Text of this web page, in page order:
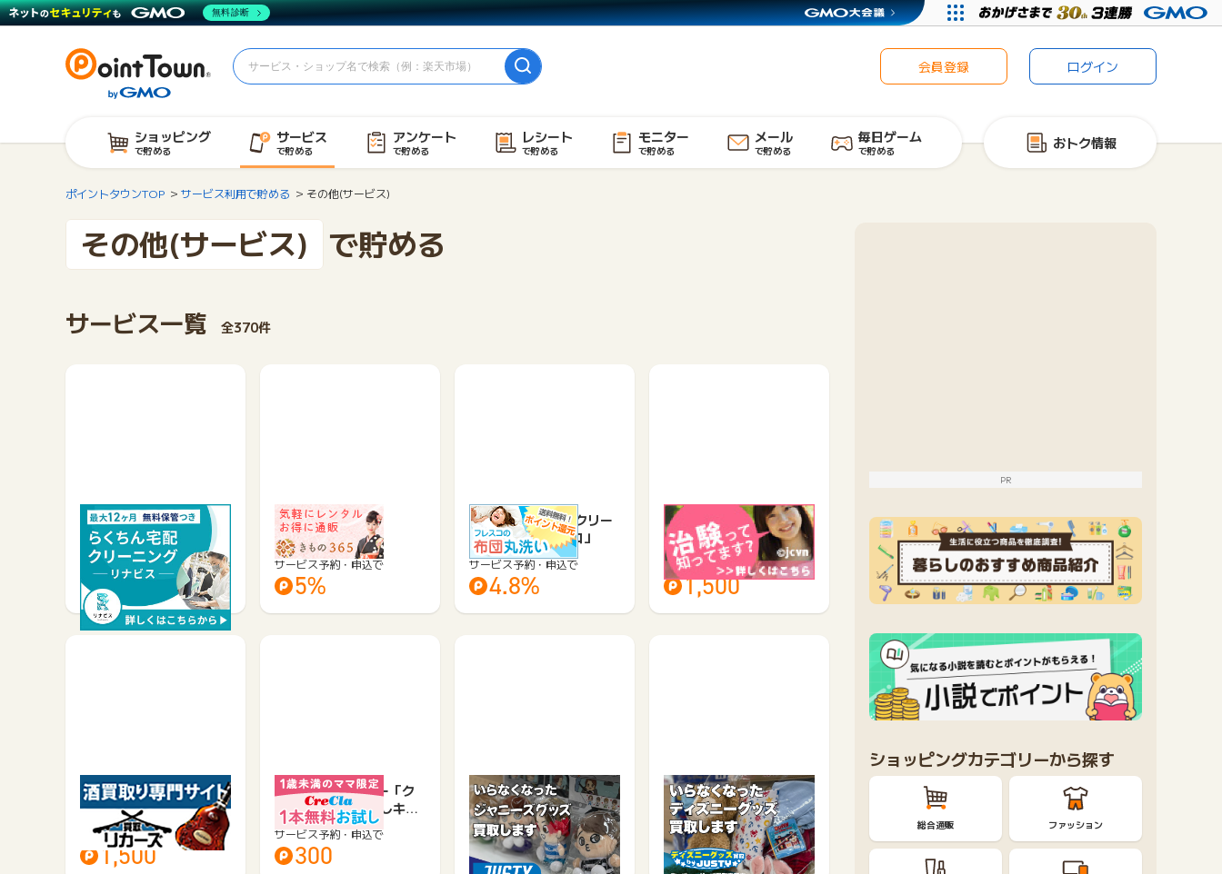
会員登録 ログイン
ショッピング
で貯める
サービス
で貯める
アンケート
で貯める
レシート
で貯める
モニター
で貯める
メール
で貯める
毎日ゲーム
で貯める おトク情報
ポイントタウンTOP サービス利用で貯める その他(サービス)
その他(サービス) で貯める
サービス一覧 全370件
【衣類】高品質な宅配ク
リーニング／リナビス
サービス予約・申込で
600
着物レンタル365
サービス予約・申込で
5%
布団丸洗い ふとんクリー
ニングの「フレスコ」
サービス予約・申込で
4.8%
協力費の出る社会貢献ボ
ランティア参加者募集
【治験…
サービス予約・申込で
1,500
お酒の買取！「買取リカ
ーズ」
サービス契約・取引で
1,500
ウォーターサーバー「ク
リクラ」 無料お試しキャ
ン…
サービス予約・申込で
300
【全国対応/宅配買取】ジ
ャニーズグッズ買取【Ｊ
Ｕ…
サービス契約・取引で
400
ディズニーグッズ買取byJ
USTY
サービス契約・取引で
1,700
PR
ショッピングカテゴリーから探す
総合通販 ファッション
無料診断